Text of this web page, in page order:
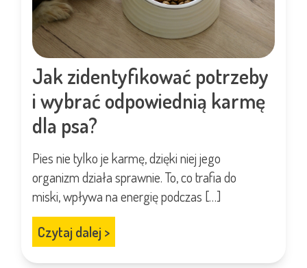
Jak zidentyfikować potrzeby
i wybrać odpowiednią karmę
dla psa?
Pies nie tylko je karmę, dzięki niej jego
organizm działa sprawnie. To, co trafia do
miski, wpływa na energię podczas […]
Czytaj dalej >